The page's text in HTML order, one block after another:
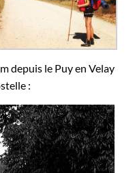
depuis le Puy en Velay
: